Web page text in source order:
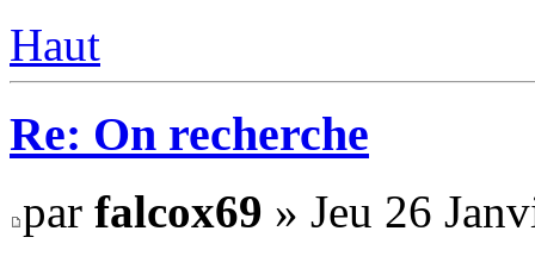
Haut
Re: On recherche
par falcox69 » Jeu 26